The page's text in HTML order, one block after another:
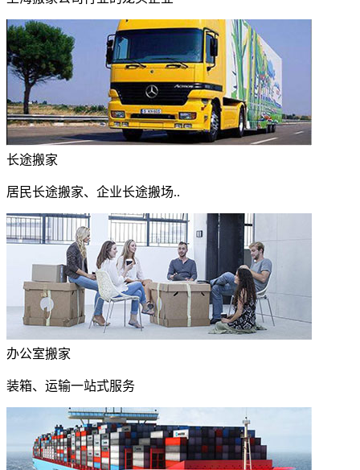
长途搬家
居民长途搬家、企业长途搬场..
办公室搬家
装箱、运输一站式服务